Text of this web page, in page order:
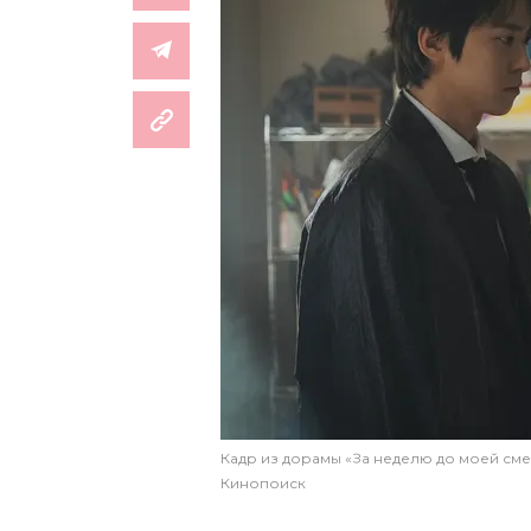
Кадр из дорамы «За неделю до моей
Кинопоиск